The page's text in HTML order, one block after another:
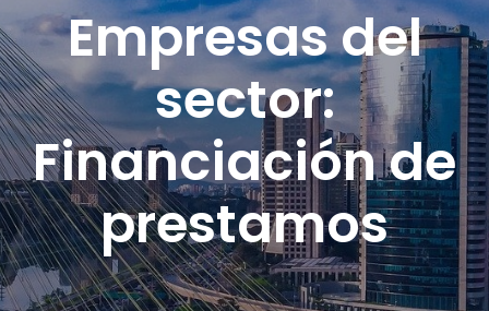
Empresas del
sector:
Financiación de
prestamos